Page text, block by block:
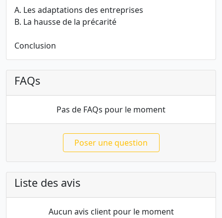
A. Les adaptations des entreprises
B. La hausse de la précarité
Conclusion
FAQs
Pas de FAQs pour le moment
Poser une question
Liste des avis
Aucun avis client pour le moment